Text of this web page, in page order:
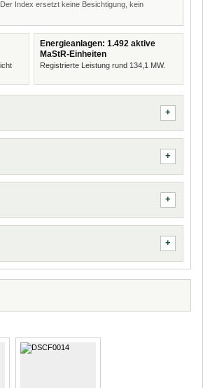
. Der Index ersetzt keine Besichtigung, kein
Energieanlagen: 1.492 aktive
MaStR-Einheiten
Registrierte Leistung rund 134,1 MW.